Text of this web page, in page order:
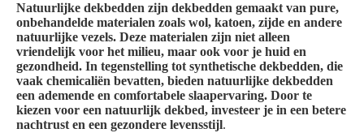
Natuurlijke dekbedden zijn dekbedden gemaakt van pure,
onbehandelde materialen zoals wol, katoen, zijde en andere
natuurlijke vezels. Deze materialen zijn niet alleen
vriendelijk voor het milieu, maar ook voor je huid en
gezondheid. In tegenstelling tot synthetische dekbedden, die
vaak chemicaliën bevatten, bieden natuurlijke dekbedden
een ademende en comfortabele slaapervaring. Door te
kiezen voor een natuurlijk dekbed, investeer je in een betere
nachtrust en een gezondere levensstijl.